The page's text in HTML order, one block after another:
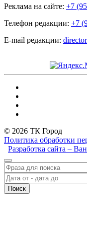
Реклама на сайте: +7
Телефон редакции: +7
E-mail редакции:
© 2026 ТК Город
Политика обработки
Разработка сайта –
Поиск